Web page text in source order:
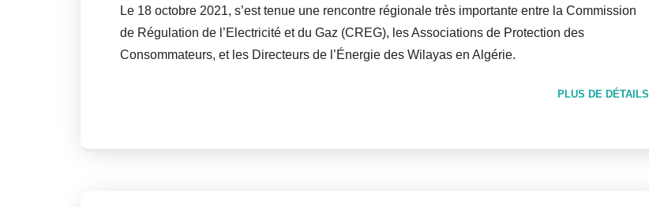
Le 18 octobre 2021, s’est tenue une rencontre régionale très importante entre la Commission
de Régulation de l’Electricité et du Gaz (CREG), les Associations de Protection des
Consommateurs, et les Directeurs de l’Énergie des Wilayas en Algérie.
PLUS DE DÉTAILS